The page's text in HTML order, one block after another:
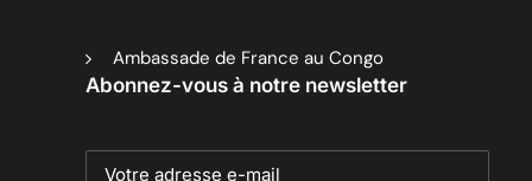
Ambassade de France au Congo
Abonnez-vous à notre newsletter